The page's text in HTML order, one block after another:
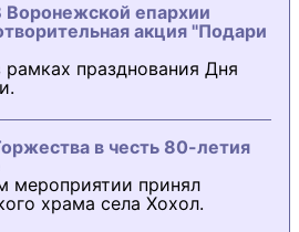
Воронежской епархии
акция "Подари
празднования Дня
в честь 80-летия
мероприятии принял
храма села Хохол.